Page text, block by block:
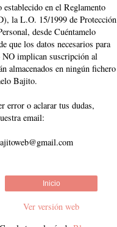
en el Reglamento
la L.O. 15/1999 de Protección
desde Cuéntamelo
que los datos necesarios para
implican suscripción al
almacenados en ningún fichero
Bajito.
error o aclarar tus dudas,
email:
Inicio
Ver versión web